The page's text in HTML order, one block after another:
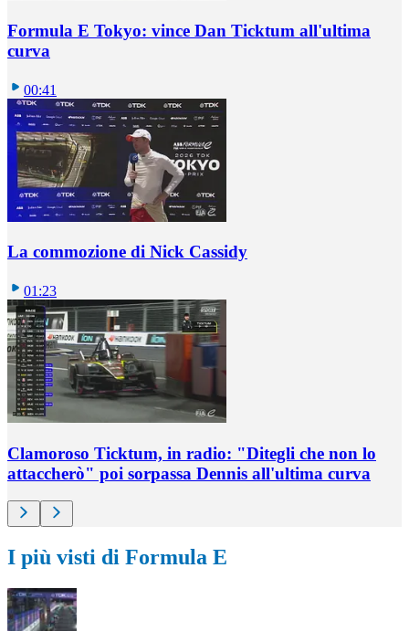
Formula E Tokyo: vince Dan Ticktum all'ultima
curva
00:41
La commozione di Nick Cassidy
01:23
Clamoroso Ticktum, in radio: "Ditegli che non lo
attaccherò" poi sorpassa Dennis all'ultima curva
I più visti di Formula E